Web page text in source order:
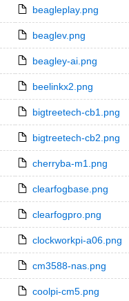
beagleplay.png
beaglev.png
beagley-ai.png
beelinkx2.png
bigtreetech-cb1.png
bigtreetech-cb2.png
cherryba-m1.png
clearfogbase.png
clearfogpro.png
clockworkpi-a06.png
cm3588-nas.png
coolpi-cm5.png